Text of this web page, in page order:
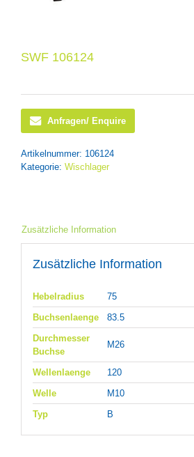
SWF 106124
Anfragen/ Enquire
Artikelnummer: 106124
Kategorie: Wischlager
Zusätzliche Information
Zusätzliche Information
Hebelradius
75
Buchsenlaenge
83.5
Durchmesser
Buchse
M26
Wellenlaenge
120
Welle
M10
Typ
B